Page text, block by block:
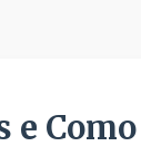
e Como